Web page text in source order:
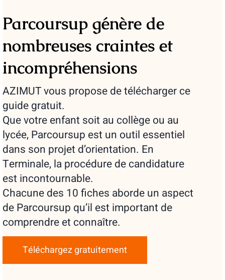
Parcoursup génère de
nombreuses craintes et
incompréhensions
AZIMUT vous propose de télécharger ce
guide gratuit.
Que votre enfant soit au collège ou au
lycée, Parcoursup est un outil essentiel
dans son projet d’orientation. En
Terminale, la procédure de candidature
est incontournable.
Chacune des 10 fiches aborde un aspect
de Parcoursup qu’il est important de
comprendre et connaître.
Téléchargez gratuitement